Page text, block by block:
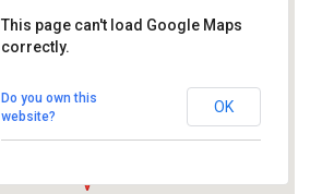
Hintzehof 9 - Hannover
Veranstaltungen
This page can't load Google Maps
correctly.
Do you own this
website?
OK